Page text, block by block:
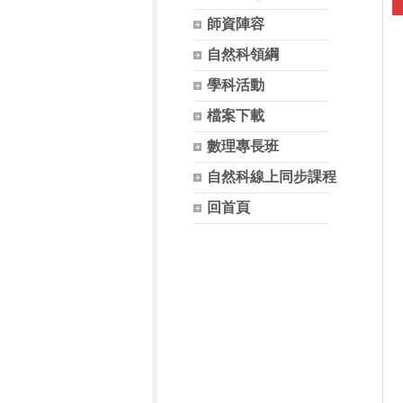
師資陣容
自然科領綱
學科活動
檔案下載
數理專長班
自然科線上同步課程
回首頁